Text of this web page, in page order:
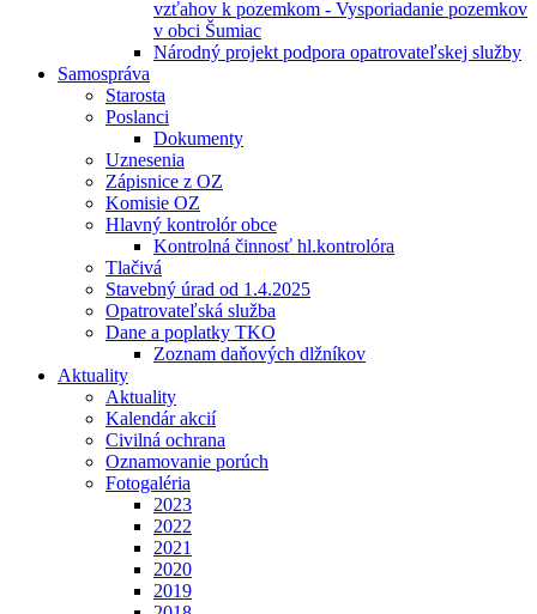
vzťahov k pozemkom - Vysporiadanie pozemkov
v obci Šumiac
Národný projekt podpora opatrovateľskej služby
Samospráva
Starosta
Poslanci
Dokumenty
Uznesenia
Zápisnice z OZ
Komisie OZ
Hlavný kontrolór obce
Kontrolná činnosť hl.kontrolóra
Tlačivá
Stavebný úrad od 1.4.2025
Opatrovateľská služba
Dane a poplatky TKO
Zoznam daňových dlžníkov
Aktuality
Aktuality
Kalendár akcií
Civilná ochrana
Oznamovanie porúch
Fotogaléria
2023
2022
2021
2020
2019